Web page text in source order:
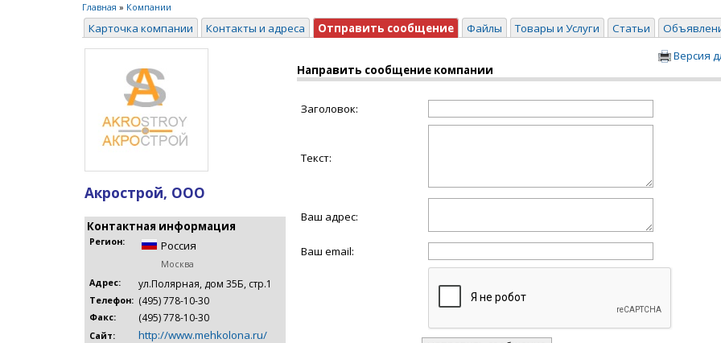
Главная » Компании
Карточка компании Контакты и адреса Отправить сообщение Файлы Товары и Услуги Статьи
Акрострой, ООО
Контактная информация
Регион: Россия
Москва
Адрес:
ул.Полярная, дом 35Б, стр.1
Телефон: (495) 778-10-30
Факс: (495) 778-10-30
Сайт:
http://www.mehkolona.ru/
Версия
Направить сообщение компании
Заголовок:
Текст:
Ваш адрес:
Ваш email: